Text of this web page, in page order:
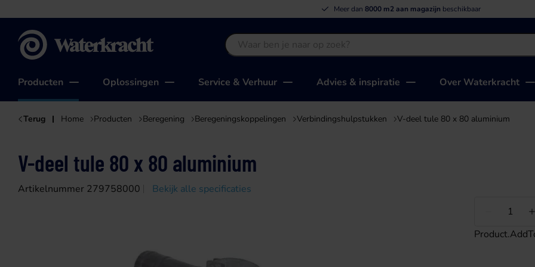
Meer dan 8000 m2 aan magazijn beschikbaar
Producten Oplossingen Service & Verhuur Advies & inspiratie Over Waterkracht
Terug Home Producten Beregening Beregeningskoppelingen Verbindingshulpstukken V-deel tule 80 x 80 aluminium
V-deel tule 80 x 80 aluminium
Artikelnummer 279758000 Bekijk alle specificaties
Minder